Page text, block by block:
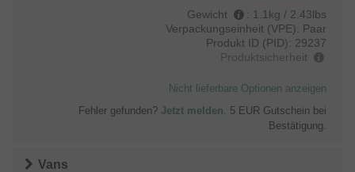
Gewicht : 1.1kg / 2.43lbs
Verpackungseinheit (VPE): Paar
Produkt ID (PID): 29237
Produktsicherheit
Nicht lieferbare Optionen anzeigen
Fehler gefunden? Jetzt melden . 5 EUR Gutschein bei
Bestätigung.
Vans